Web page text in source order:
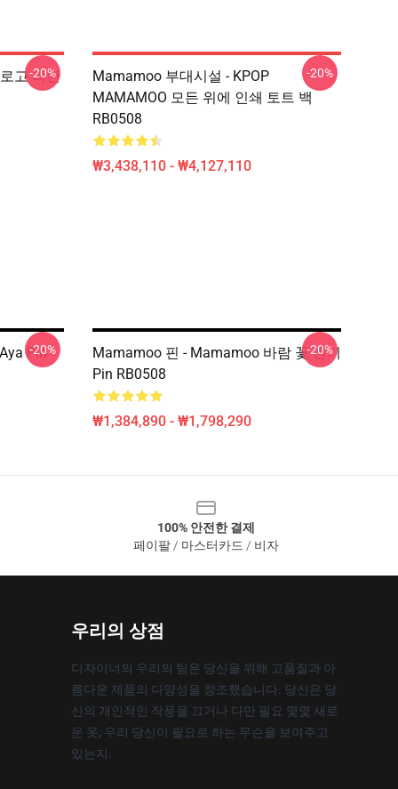
고 파란
-20%
Mamamoo 부대시설 - KPOP
MAMAMOO 모든 위에 인쇄 토트 백
RB0508
₩3,438,110 - ₩4,127,110
-20%
Pin
-20%
Mamamoo 핀 - Mamamoo 바람 꽃 전기
Pin RB0508
₩1,384,890 - ₩1,798,290
-20%
100% 안전한 결제
페이팔 / 마스터카드 / 비자
우리의 상점
디자이너의 우리의 팀은 당신을 위해 고품질과 아
름다운 제품의 다양성을 창조했습니다. 당신은 당
신의 개인적인 작풍을 끄거나 다만 필요 몇몇 새로
운 옷, 우리 당신이 필요로 하는 무슨을 보여주고
있는지.